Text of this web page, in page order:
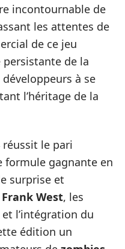
incontournable de
les attentes de
de ce jeu
de la
à se
l’héritage de la
réussit le pari
formule gagnante en
surprise et
Frank West, les
l’intégration du
édition un